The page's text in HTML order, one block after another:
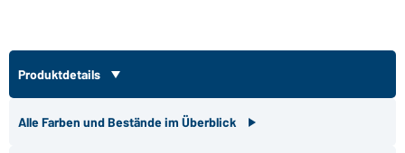
Produktdetails
Alle Farben und Bestände im Überblick